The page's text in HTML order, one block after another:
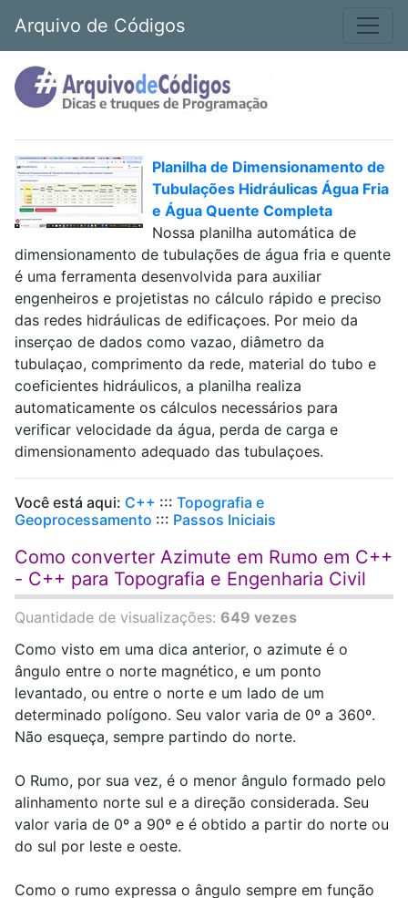
Arquivo de Códigos
Planilha de Dimensionamento de
Tubulações Hidráulicas Água Fria
e Água Quente Completa
Nossa planilha automática de
dimensionamento de tubulações de água fria e quente
é uma ferramenta desenvolvida para auxiliar
engenheiros e projetistas no cálculo rápido e preciso
das redes hidráulicas de edificaçoes. Por meio da
inserçao de dados como vazao, diâmetro da
tubulaçao, comprimento da rede, material do tubo e
coeficientes hidráulicos, a planilha realiza
automaticamente os cálculos necessários para
verificar velocidade da água, perda de carga e
dimensionamento adequado das tubulaçoes.
Você está aqui: C++ ::: Topografia e
Geoprocessamento ::: Passos Iniciais
Como converter Azimute em Rumo em C++
- C++ para Topografia e Engenharia Civil
Quantidade de visualizações: 649 vezes
Como visto em uma dica anterior, o azimute é o
ângulo entre o norte magnético, e um ponto
levantado, ou entre o norte e um lado de um
determinado polígono. Seu valor varia de 0º a 360º.
Não esqueça, sempre partindo do norte.
O Rumo, por sua vez, é o menor ângulo formado pelo
alinhamento norte sul e a direção considerada. Seu
valor varia de 0º a 90º e é obtido a partir do norte ou
do sul por leste e oeste.
Como o rumo expressa o ângulo sempre em função